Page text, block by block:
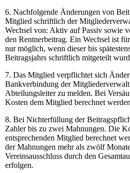
6. Nachfolgende Änderungen von
Mitglied schriftlich der
Wechsel von: Aktiv auf Passiv sowie
den Rentnerbeitrag. Ein Wechsel ist
nur möglich, wenn dieser bis
Beitragsjahrs schriftlich mitgeteilt
7. Das Mitglied verpflichtet sich
Bankverbindung der
Abteilungsleiter zu melden. Bei
Kosten dem Mitglied berechnet
8. Bei Nichterfüllung der
Zahler bis zu zwei Mahnungen. Die
entsprechenden Mitglied berechnet
der Mahnungen mehr als zwölf
Vereinsausschluss durch den
erfolgen.